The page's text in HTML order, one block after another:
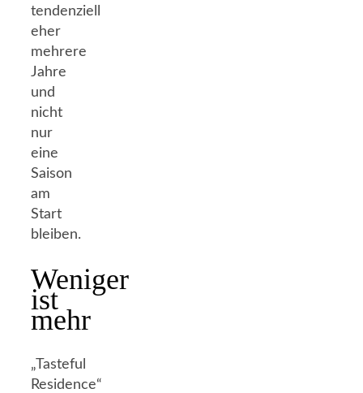
tendenziell
eher
mehrere
Jahre
und
nicht
nur
eine
Saison
am
Start
bleiben.
Weniger
ist
mehr
„Tasteful
Residence“